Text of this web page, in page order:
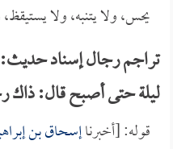
يحس، ولا يتنبه، ولا
تراجم رجال إسناد
ليلة حتى أصبح قال: ذاك
قوله: [أخبرناإسحاق بن